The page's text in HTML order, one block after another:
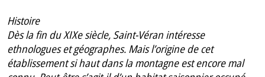
Histoire
Dès la fin du XIXe siècle, Saint-Véran intéresse
ethnologues et géographes. Mais l’origine de cet
établissement si haut dans la montagne est encore mal